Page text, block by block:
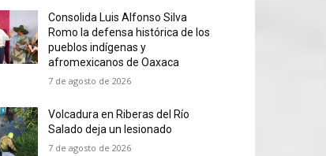
Consolida Luis Alfonso Silva
Romo la defensa histórica de los
pueblos indígenas y
afromexicanos de Oaxaca
7 de agosto de 2026
Volcadura en Riberas del Río
Salado deja un lesionado
7 de agosto de 2026